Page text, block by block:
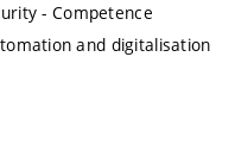
- Competence
and digitalisation